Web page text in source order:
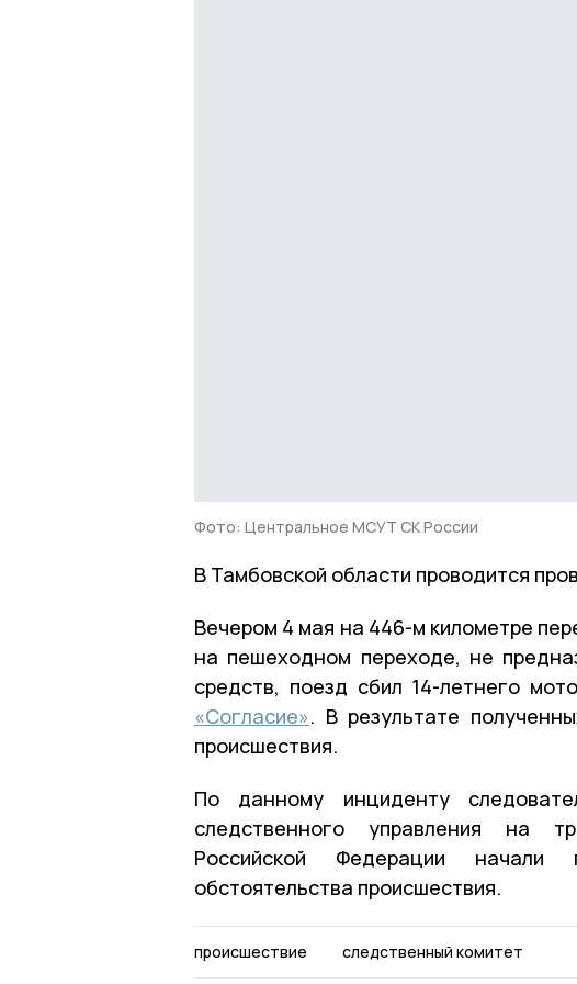
Фото: Центральное МСУТ СК России
В Тамбовской области проводится
Вечером 4 мая на 446-м километре
на пешеходном переходе, не
средств, поезд сбил 14-летнего
«Согласие». В результате
происшествия.
По данному инциденту
следственного управления на
Российской Федерации начали
обстоятельства происшествия.
происшествие следственный комитет